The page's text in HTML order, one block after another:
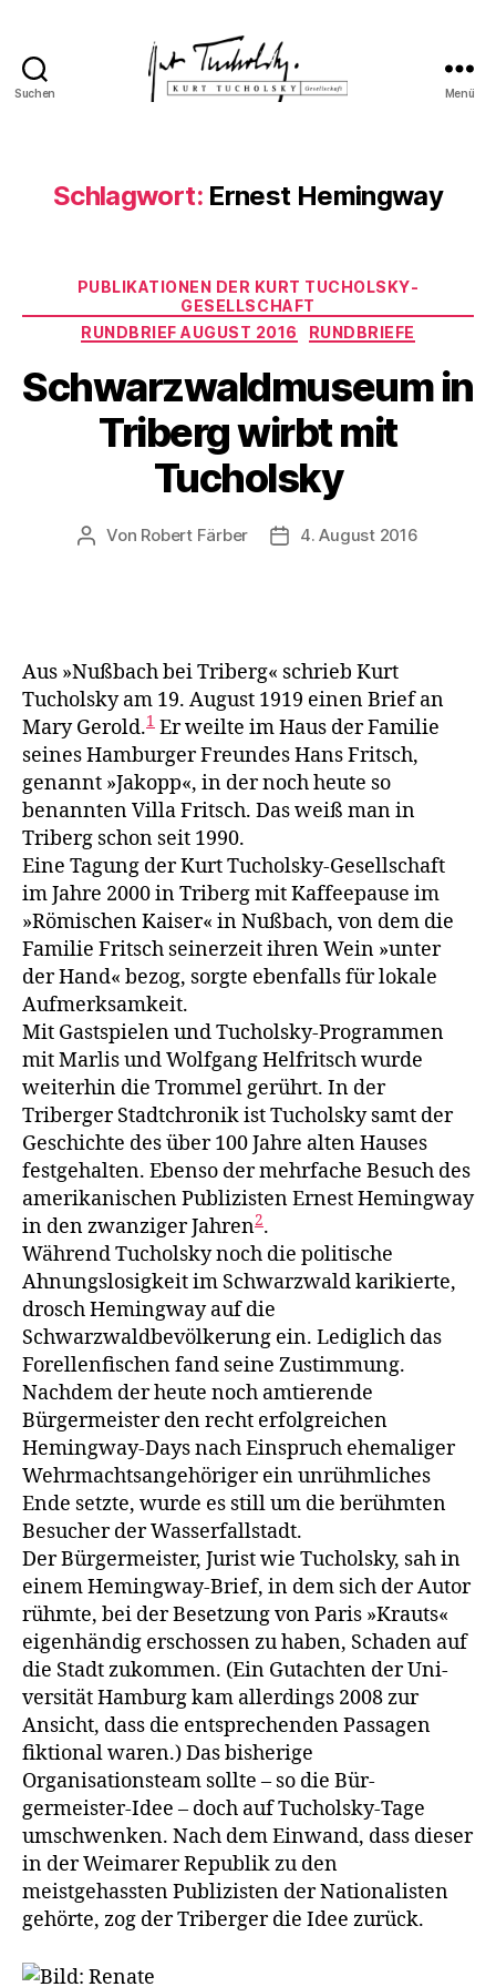
Suchen Menü
Schlagwort: Ernest Hemingway
Kategorien
PUBLIKATIONEN DER KURT TUCHOLSKY-
GESELLSCHAFT
RUNDBRIEF AUGUST 2016
RUNDBRIEFE
Schwarzwaldmuseum in
Triberg wirbt mit
Tucholsky
Beitragsautor
Von Robert Färber Veröffentlichungsdatum
4. August 2016
Aus »Nußbach bei Triberg« schrieb Kurt
Tucholsky am 19. August 1919 einen Brief an
Mary Gerold.1 Er weilte im Haus der Familie
seines Hamburger Freun­des Hans Fritsch,
genannt »Jakopp«, in der noch heute so
benannten Villa Fritsch. Das weiß man in
Triberg schon seit 1990.
Eine Tagung der Kurt Tuchols­ky-Gesellschaft
im Jahre 2000 in Triberg mit Kaf­feepause im
»Römischen Kaiser« in Nußbach, von dem die
Familie Fritsch sei­nerzeit ihren Wein »unter
der Hand« bezog, sorgte ebenfalls für lokale
Auf­merksamkeit.
Mit Gastspielen und Tucholsky-Programmen
mit Marlis und Wolfgang Helfritsch wurde
weiter­hin die Trommel gerührt. In der
Triberger Stadtchronik ist Tuchols­ky samt der
Geschichte des über 100 Jahre alten Hauses
festgehalten. Ebenso der mehrfa­che Besuch des
amerikanischen Publizisten Ernest Hemingway
in den zwanziger Jahren2.
Während Tucholsky noch die politische
Ahnungslosigkeit im Schwarz­wald kari­kierte,
drosch Hemingway auf die
Schwarzwaldbevölkerung ein. Ledig­lich das
Forellenfischen fand seine Zustimmung.
Nachdem der heute noch am­tierende
Bürgermeister den recht erfolgreichen
Hemingway-Days nach Ein­spruch ehe­maliger
Wehrmachtsangehöriger ein unrühmliches
Ende setzte, wurde es still um die berühmten
Besucher der Wasserfallstadt.
Der Bürgermeis­ter, Jurist wie Tucholsky, sah in
einem Hemingway-Brief, in dem sich der Autor
rühmte, bei der Besetzung von Paris »Krauts«
eigenhändig er­schossen zu ha­ben, Schaden auf
die Stadt zukommen. (Ein Gutachten der Uni­
versität Hamburg kam allerdings 2008 zur
Ansicht, dass die entsprechenden Passagen
fiktional waren.) Das bisherige
Organisationsteam sollte – so die Bür­
germeister-Idee – doch auf Tucholsky-Tage
umschwenken. Nach dem Einwand, dass dieser
in der Weimarer Republik zu den
meistgehassten Publizisten der Nationalisten
gehör­te, zog der Triberger die Idee zurück.